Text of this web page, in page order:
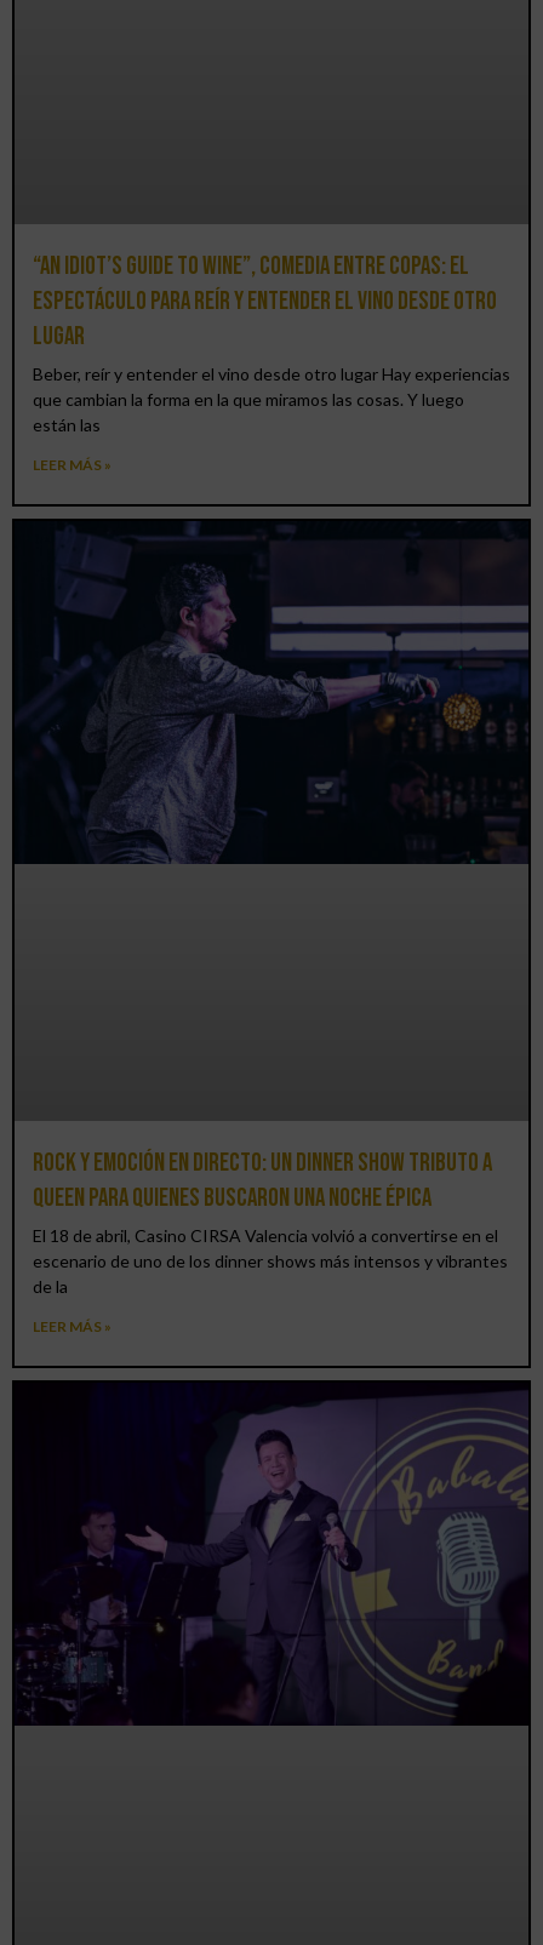
“An Idiot’s Guide to Wine”, comedia entre copas: el
espectáculo para reír y entender el vino desde otro
lugar
Beber, reír y entender el vino desde otro lugar Hay experiencias
que cambian la forma en la que miramos las cosas. Y luego
están las
LEER MÁS »
Rock y emoción en directo: un Dinner Show Tributo a
Queen para quienes buscaron una noche épica
El 18 de abril, Casino CIRSA Valencia volvió a convertirse en el
escenario de uno de los dinner shows más intensos y vibrantes
de la
LEER MÁS »